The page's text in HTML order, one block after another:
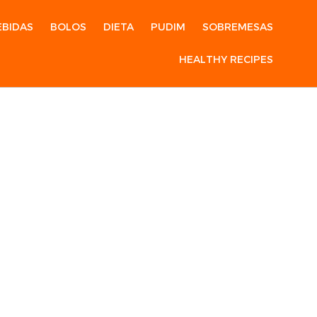
BOLOS DIETA PUDIM SOBREMESAS
HEALTHY RECIPES